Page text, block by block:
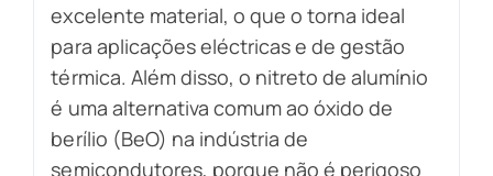
excelente material, o que o torna ideal
para aplicações eléctricas e de gestão
térmica. Além disso, o nitreto de alumínio
é uma alternativa comum ao óxido de
berílio (BeO) na indústria de
semicondutores, porque não é perigoso